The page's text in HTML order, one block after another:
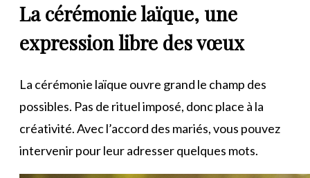
La cérémonie laïque, une
expression libre des vœux
La cérémonie laïque ouvre grand le champ des
possibles. Pas de rituel imposé, donc place à la
créativité. Avec l’accord des mariés, vous pouvez
intervenir pour leur adresser quelques mots.